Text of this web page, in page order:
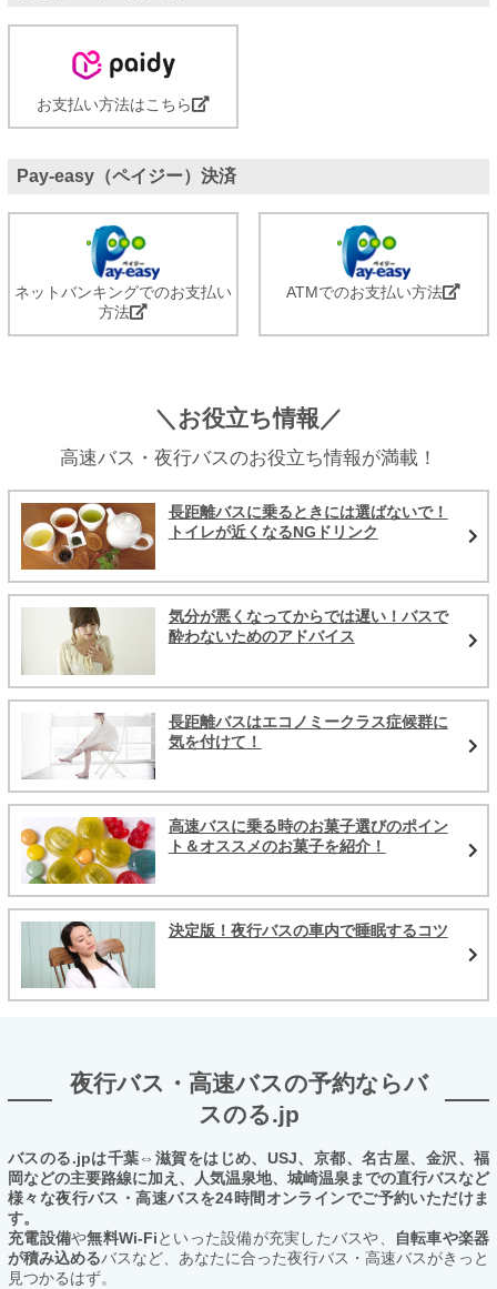
お支払い方法はこちら
Pay-easy（ペイジー）決済
ネットバンキングでのお支払い
方法
ATMでのお支払い方法
＼お役立ち情報／
高速バス・夜行バスのお役立ち情報が満載！
長距離バスに乗るときには選ばないで！
トイレが近くなるNGドリンク
気分が悪くなってからでは遅い！バスで
酔わないためのアドバイス
長距離バスはエコノミークラス症候群に
気を付けて！
高速バスに乗る時のお菓子選びのポイン
ト＆オススメのお菓子を紹介！
決定版！夜行バスの車内で睡眠するコツ
夜行バス・高速バスの予約ならバ
スのる.jp
バスのる.jpは千葉⇔滋賀をはじめ、USJ、京都、名古屋、金沢、福
岡などの主要路線に加え、人気温泉地、城崎温泉までの直行バスなど
様々な夜行バス・高速バスを24時間オンラインでご予約いただけま
す。
充電設備や無料Wi-Fiといった設備が充実したバスや、
自転車や楽器
が積み込めるバスなど、あなたに合った夜行バス・高速バスがきっと
見つかるはず。